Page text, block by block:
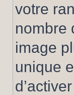
votre
nombre
image
unique